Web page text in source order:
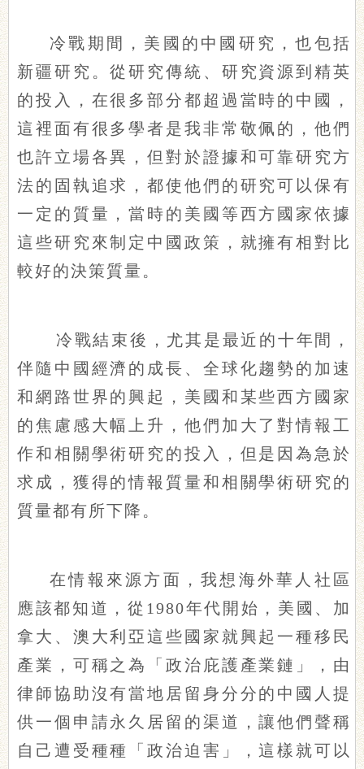
冷戰期間，美國的中國研究，也包括
新疆研究。從研究傳統、研究資源到精英
的投入，在很多部分都超過當時的中國，
這裡面有很多學者是我非常敬佩的，他們
也許立場各異，但對於證據和可靠研究方
法的固執追求，都使他們的研究可以保有
一定的質量，當時的美國等西方國家依據
這些研究來制定中國政策，就擁有相對比
較好的決策質量。
冷戰結束後，尤其是最近的十年間，
伴隨中國經濟的成長、全球化趨勢的加速
和網路世界的興起，美國和某些西方國家
的焦慮感大幅上升，他們加大了對情報工
作和相關學術研究的投入，但是因為急於
求成，獲得的情報質量和相關學術研究的
質量都有所下降。
在情報來源方面，我想海外華人社區
應該都知道，從1980年代開始，美國、加
拿大、澳大利亞這些國家就興起一種移民
產業，可稱之為「政治庇護產業鏈」，由
律師協助沒有當地居留身分分的中國人提
供一個申請永久居留的渠道，讓他們聲稱
自己遭受種種「政治迫害」，這樣就可以